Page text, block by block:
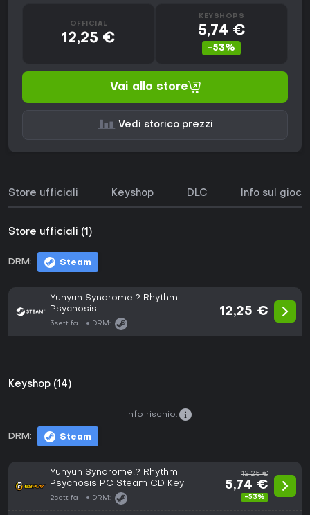
OFFICIAL
12,25 €
KEYSHOPS
5,74 €
-53%
Vai allo store
Vedi storico prezzi
Store ufficiali Keyshop DLC Info sul gioco
Store ufficiali (1)
DRM: Steam
Yunyun Syndrome!? Rhythm
Psychosis
3sett fa DRM:
12,25 €
Keyshop (14)
DRM: Steam
Info rischio:
Yunyun Syndrome!? Rhythm
Psychosis PC Steam CD Key
2sett fa DRM:
12,25 €
5,74 €
-53%